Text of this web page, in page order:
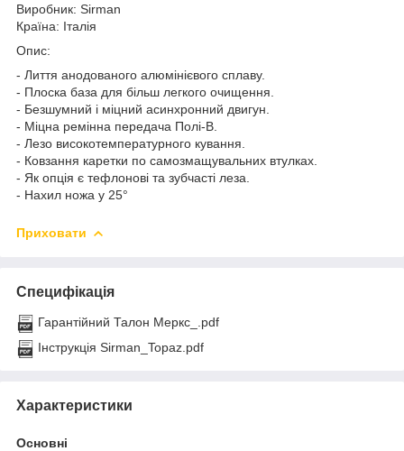
Виробник: Sirman
Країна: Італія
Опис:
- Лиття анодованого алюмінієвого сплаву.
- Плоска база для більш легкого очищення.
- Безшумний і міцний асинхронний двигун.
- Міцна ремінна передача Полі-В.
- Лезо високотемпературного кування.
- Ковзання каретки по самозмащувальних втулках.
- Як опція є тефлонові та зубчасті леза.
- Нахил ножа у 25°
Приховати
Специфікація
Гарантійний Талон Меркс_.pdf
Інструкція Sirman_Topaz.pdf
Характеристики
Основні